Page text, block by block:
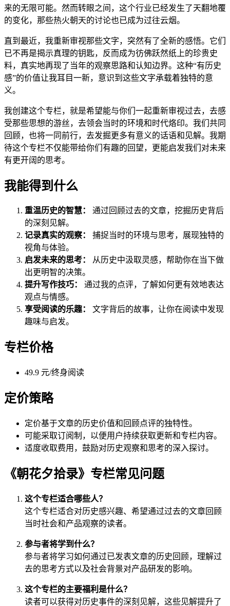
来的无限可能。然而转眼之间，这个行业已经发生了天翻地覆
的变化，那些热火朝天的讨论也已成为过往云烟。
直到最近，我重新审视那些文字，突然有了全新的感悟。它们
已不再是揭示真理的钥匙，反而成为彷佛跃然纸上的珍贵史
料，真实地再现了当年的观察思路和认知边界。这种“有历史
感”的价值让我耳目一新，意识到这些文字承载着独特的意
义。
我创建这个专栏，就是希望能与你们一起重新审视过去，去感
受那些思想的游丝，去领会当时的环境和时代烙印。我们共同
回顾，也将一同前行，去发掘更多有意义的话语和见解。我期
待这个专栏不仅能带给你们有趣的回望，更能启发我们对未来
有更开阔的思考。
我能得到什么
重温历史的智慧：
通过回顾过去的文章，挖掘历史背后
的深刻见解。
记录真实的观察：
捕捉当时的环境与思考，展现独特的
视角与体验。
启发未来的思考：
从历史中汲取灵感，帮助你在当下做
出更明智的决策。
提升写作技巧：
通过我的点评，了解如何更有效地表达
观点与情感。
享受阅读的乐趣：
文字背后的故事，让你在阅读中发现
趣味与启发。
专栏价格
49.9 元/终身阅读
定价策略
定价基于文章的历史价值和回顾点评的独特性。
可能采取订阅制，以便用户持续获取更新和专栏内容。
适度收取费用，鼓励对历史观察和思考的深入探讨。
《朝花夕拾录》专栏常见问题
这个专栏适合哪些人？
这个专栏适合对历史感兴趣、希望通过过去的文章回顾
当时社会和产品观察的读者。
参与者将学到什么？
参与者将学习如何通过已发表文章的历史回顾，理解过
去的思考方式以及社会背景对产品研发的影响。
这个专栏的主要福利是什么？
读者可以获得对历史事件的深刻见解，这些见解提升了